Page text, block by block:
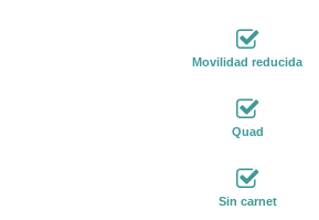
Movilidad reducida
Quad
Sin carnet